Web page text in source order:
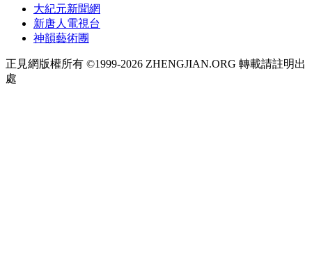
大紀元新聞網
新唐人電視台
神韻藝術團
正見網版權所有 ©1999-2026 ZHENGJIAN.ORG 轉載請註明出
處